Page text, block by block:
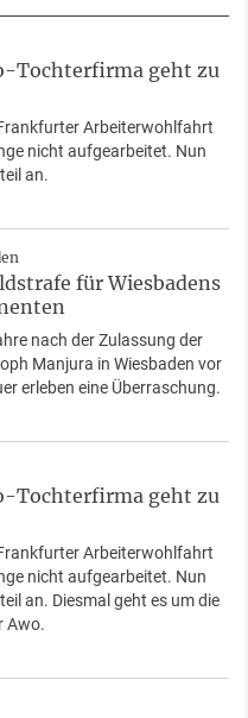
Tochterfirma geht zu
Arbeiterwohlfahrt
nicht aufgearbeitet. Nun
an.
für Wiesbadens
nach der Zulassung der
Manjura in Wiesbaden vor
erleben eine Überraschung.
Tochterfirma geht zu
Arbeiterwohlfahrt
nicht aufgearbeitet. Nun
an. Diesmal geht es um die
Awo.